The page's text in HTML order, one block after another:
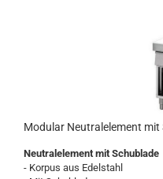
Modular Neutralelement
Neutralelement mit Schublade
- Korpus aus Edelstahl